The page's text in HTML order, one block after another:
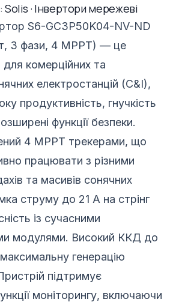
· Інвертори мережеві
S6-GC3P50K04-NV-ND
3 фази, 4 MPPT) — це
комерційних та
електростанцій (C&I),
продуктивність, гнучкість
функції безпеки.
4 MPPT трекерами, що
працювати з різними
та масивів сонячних
струму до 21 А на стрінг
із сучасними
модулями. Високий ККД до
генерацію
підтримує
моніторингу, включаючи